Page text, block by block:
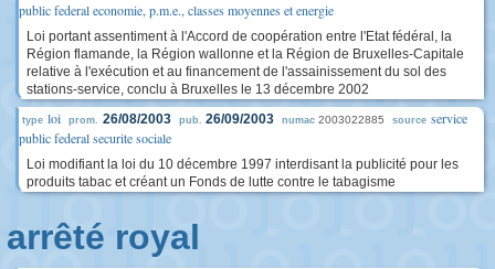
public federal economie, p.m.e., classes moyennes et energie
Loi portant assentiment à l'Accord de coopération entre l'Etat fédéral, la
Région flamande, la Région wallonne et la Région de Bruxelles-Capitale
relative à l'exécution et au financement de l'assainissement du sol des
stations-service, conclu à Bruxelles le 13 décembre 2002
type loi prom. 26/08/2003 pub. 26/09/2003 numac 2003022885 source service
public federal securite sociale
Loi modifiant la loi du 10 décembre 1997 interdisant la publicité pour les
produits tabac et créant un Fonds de lutte contre le tabagisme
arrêté royal